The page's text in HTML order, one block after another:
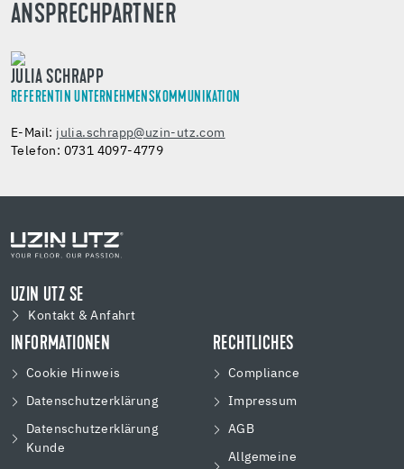
ANSPRECHPARTNER
JULIA SCHRAPP
REFERENTIN UNTERNEHMENSKOMMUNIKATION
E-Mail: julia.schrapp@uzin-utz.com
Telefon: 0731 4097-4779
UZIN UTZ SE
Kontakt & Anfahrt
INFORMATIONEN
Cookie Hinweis
Datenschutzerklärung
Datenschutzerklärung
Kunde
RECHTLICHES
Compliance
Impressum
AGB
Allgemeine